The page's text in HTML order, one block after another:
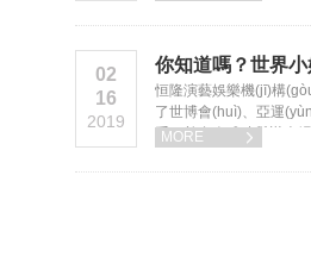
02
16
2019
你知道嗎？世界
恒隆演藝娛樂機(jī)構
了世博會(huì)、亞
系，并多次成功舉
MORE 